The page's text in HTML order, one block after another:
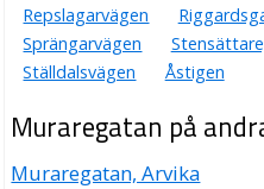
Repslagarvägen
Sprängarvägen
Ställdalsvägen
Åstigen
Muraregatan på
Muraregatan, Arvika